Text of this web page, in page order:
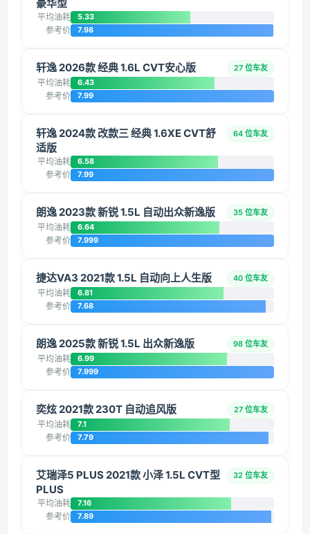
豪华型
平均油耗 5.33
参考价 7.98
轩逸 2026款 经典 1.6L CVT安心版 27 位车友
平均油耗 6.43
参考价 7.99
轩逸 2024款 改款三 经典 1.6XE CVT舒
适版
64 位车友
平均油耗 6.58
参考价 7.99
朗逸 2023款 新锐 1.5L 自动出众新逸版 35 位车友
平均油耗 6.64
参考价 7.999
捷达VA3 2021款 1.5L 自动向上人生版 40 位车友
平均油耗 6.81
参考价 7.68
朗逸 2025款 新锐 1.5L 出众新逸版 98 位车友
平均油耗 6.99
参考价 7.999
奕炫 2021款 230T 自动追风版 27 位车友
平均油耗 7.1
参考价 7.79
艾瑞泽5 PLUS 2021款 小泽 1.5L CVT型
PLUS
32 位车友
平均油耗 7.16
参考价 7.89